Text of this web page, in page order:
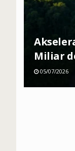
Miliar
05/07/2026